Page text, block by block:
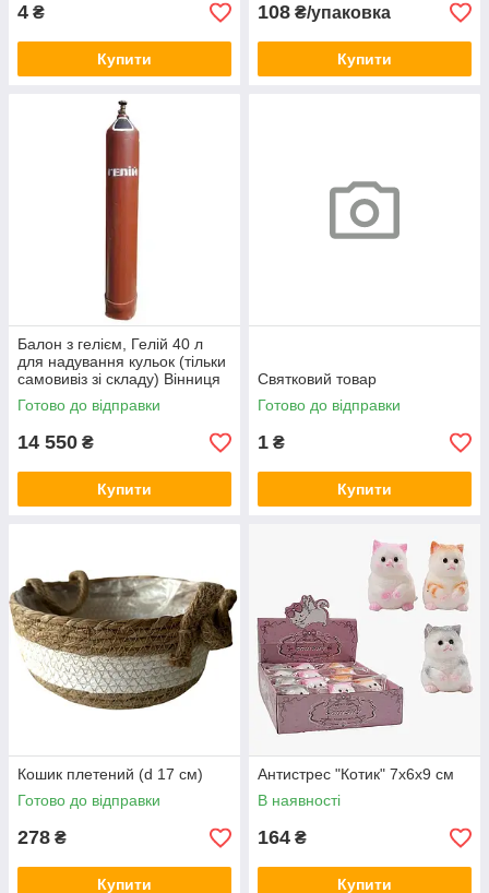
4 ₴
Купити
108 ₴/упаковка
Купити
Балон з гелієм, Гелій 40 л
для надування кульок (тільки
самовивіз зі складу) Вінниця
Готово до відправки
14 550 ₴
Купити
Святковий товар
Готово до відправки
1 ₴
Купити
Кошик плетений (d 17 см)
Готово до відправки
278 ₴
Купити
Антистрес "Котик" 7х6х9 см
В наявності
164 ₴
Купити